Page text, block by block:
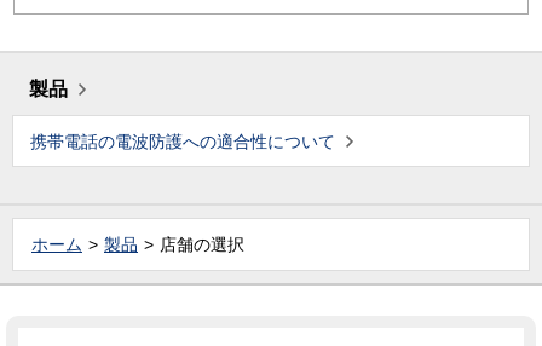
製品
携帯電話の電波防護への適合性について
ホーム 製品 店舗の選択